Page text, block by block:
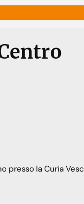
presso la Curia